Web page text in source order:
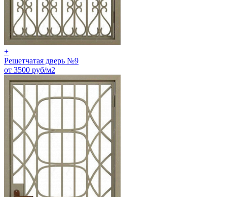
+
Решетчатая дверь №9
от 3500 руб/м2